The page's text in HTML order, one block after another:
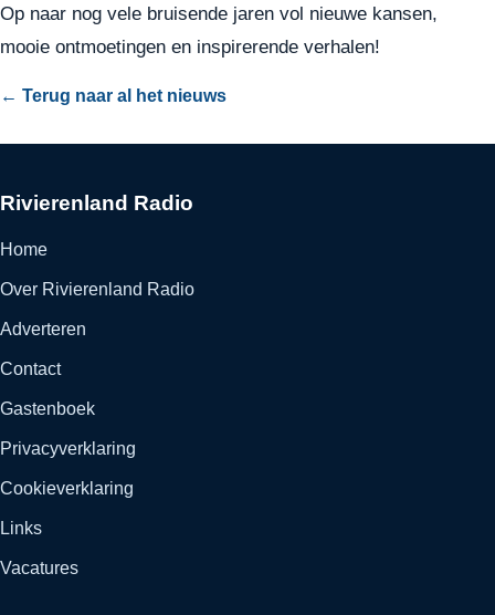
Op naar nog vele bruisende jaren vol nieuwe kansen,
mooie ontmoetingen en inspirerende verhalen!
← Terug naar al het nieuws
Rivierenland Radio
Home
Over Rivierenland Radio
Adverteren
Contact
Gastenboek
Privacyverklaring
Cookieverklaring
Links
Vacatures